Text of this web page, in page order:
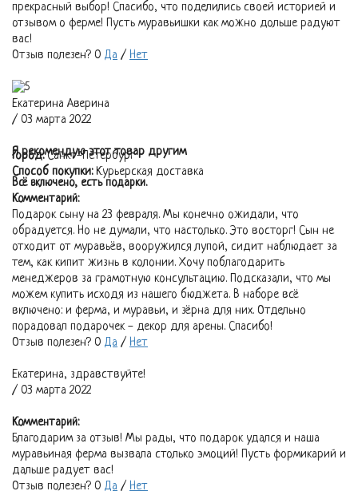
прекрасный выбор! Спасибо, что поделились своей историей и
отзывом о ферме! Пусть муравьишки как можно дольше радуют
вас!
Отзыв полезен? 0 Да / Нет
Екатерина Аверина
/ 03 марта 2022
Я рекомендую этот товар другим
Город:Санкт-Петербург
Способ покупки:Курьерская доставка
Всё включено, есть подарки.
Комментарий:
Подарок сыну на 23 февраля. Мы конечно ожидали, что
обрадуется. Но не думали, что настолько. Это восторг! Сын не
отходит от муравьёв, вооружился лупой, сидит наблюдает за
тем, как кипит жизнь в колонии. Хочу поблагодарить
менеджеров за грамотную консультацию. Подсказали, что мы
можем купить исходя из нашего бюджета. В наборе всё
включено: и ферма, и муравьи, и зёрна для них. Отдельно
порадовал подарочек - декор для арены. Спасибо!
Отзыв полезен? 0 Да / Нет
Екатерина, здравствуйте!
/ 03 марта 2022
Комментарий:
Благодарим за отзыв! Мы рады, что подарок удался и наша
муравьиная ферма вызвала столько эмоций! Пусть формикарий и
дальше радует вас!
Отзыв полезен? 0 Да / Нет